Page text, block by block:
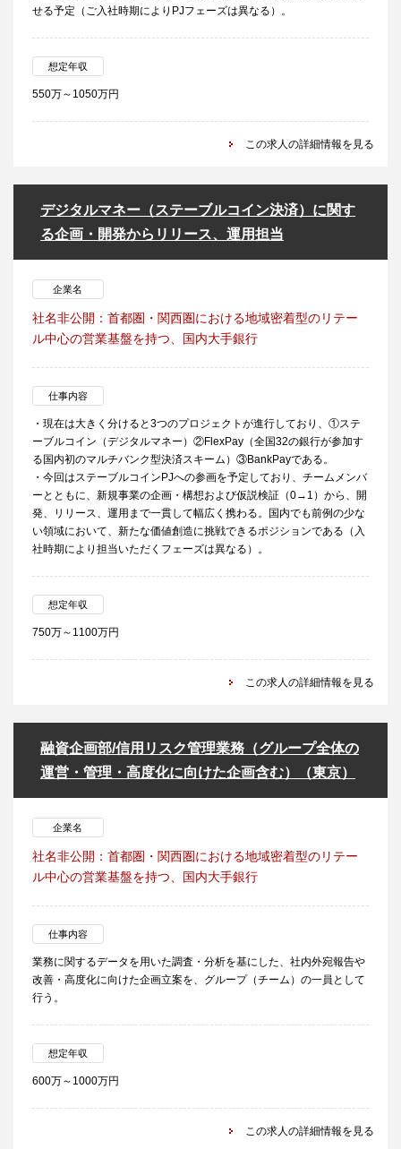
せる予定（ご入社時期によりPJフェーズは異なる）。
想定年収
550万～1050万円
この求人の詳細情報を見る
デジタルマネー（ステーブルコイン決済）に関す
る企画・開発からリリース、運用担当
企業名
社名非公開：首都圏・関西圏における地域密着型のリテー
ル中心の営業基盤を持つ、国内大手銀行
仕事内容
・現在は大きく分けると3つのプロジェクトが進行しており、①ステ
ーブルコイン（デジタルマネー）②FlexPay（全国32の銀行が参加す
る国内初のマルチバンク型決済スキーム）③BankPayである。
・今回はステーブルコインPJへの参画を予定しており、チームメンバ
ーとともに、新規事業の企画・構想および仮説検証（0→1）から、開
発、リリース、運用まで一貫して幅広く携わる。国内でも前例の少な
い領域において、新たな価値創造に挑戦できるポジションである（入
社時期により担当いただくフェーズは異なる）。
想定年収
750万～1100万円
この求人の詳細情報を見る
融資企画部/信用リスク管理業務（グループ全体の
運営・管理・高度化に向けた企画含む）（東京）
企業名
社名非公開：首都圏・関西圏における地域密着型のリテー
ル中心の営業基盤を持つ、国内大手銀行
仕事内容
業務に関するデータを用いた調査・分析を基にした、社内外宛報告や
改善・高度化に向けた企画立案を、グループ（チーム）の一員として
行う。
想定年収
600万～1000万円
この求人の詳細情報を見る